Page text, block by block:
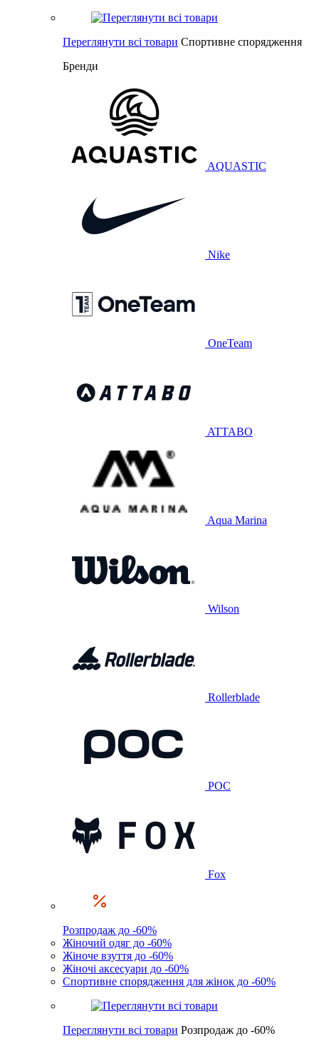
Переглянути всі товари Спортивне спорядження
Бренди
AQUASTIC
Nike
OneTeam
ATTABO
Aqua Marina
Wilson
Rollerblade
POC
Fox
Розпродаж до -60%
Жіночий одяг до -60%
Жіноче взуття до -60%
Жіночі аксесуари до -60%
Спортивне спорядження для жінок до -60%
Переглянути всі товари Розпродаж до -60%